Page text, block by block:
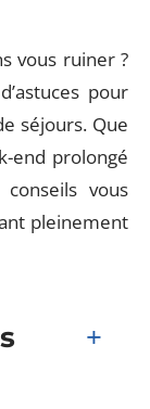
vous ruiner ?
pour
séjours. Que
end prolongé
vous
pleinement